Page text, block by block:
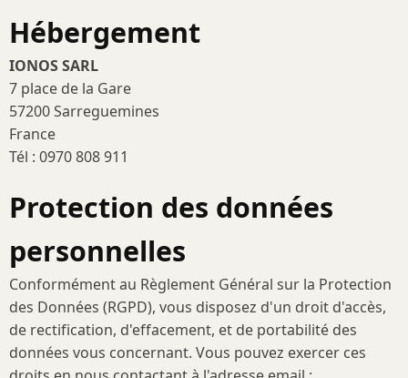
Hébergement
IONOS SARL
7 place de la Gare
57200 Sarreguemines
France
Tél : 0970 808 911
Protection des données
personnelles
Conformément au Règlement Général sur la Protection
des Données (RGPD), vous disposez d'un droit d'accès,
de rectification, d'effacement, et de portabilité des
données vous concernant. Vous pouvez exercer ces